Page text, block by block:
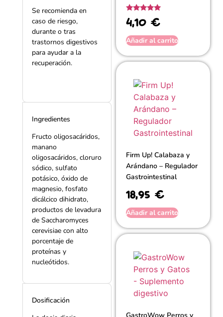
Se recomienda en
caso de riesgo,
durante o tras
trastornos digestivos
para ayudar a la
recuperación.
Ingredientes
Fructo oligosacáridos,
manano
oligosacáridos, cloruro
sódico, sulfato
potásico, óxido de
magnesio, fosfato
dicálcico dihidrato,
productos de levadura
de Saccharomyces
cerevisiae con alto
porcentaje de
proteínas y
nucleótidos.
Dosificación
Valorado
con
de 5
4,10 €
Añadir al carrito
Firm Up! Calabaza y
Arándano – Regulador
Gastrointestinal
18,95 €
Añadir al carrito